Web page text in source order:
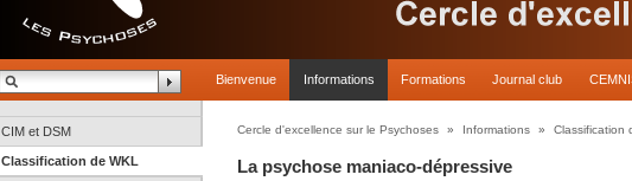
Bienvenue Informations Formations Journal club
CIM et DSM
Classification de WKL
Cercle d'excellence sur le Psychoses » Informations » Classification
La psychose maniaco-dépressive